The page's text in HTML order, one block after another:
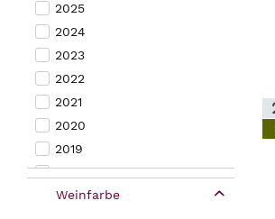
La Mancha
Madrid
Malaga
Mallorca
Navarra
Penedes
Priorat
Ribera Duero
Rioja
2025
2024
2023
2022
2021
2020
2019
2018
2017
Weinfarbe